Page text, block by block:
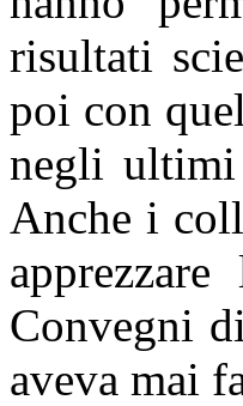
risultati
poi con
negli
Anche i
Convegni
aveva mai